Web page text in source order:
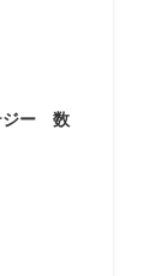
ジー 数